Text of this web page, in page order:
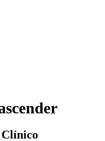
Clínico